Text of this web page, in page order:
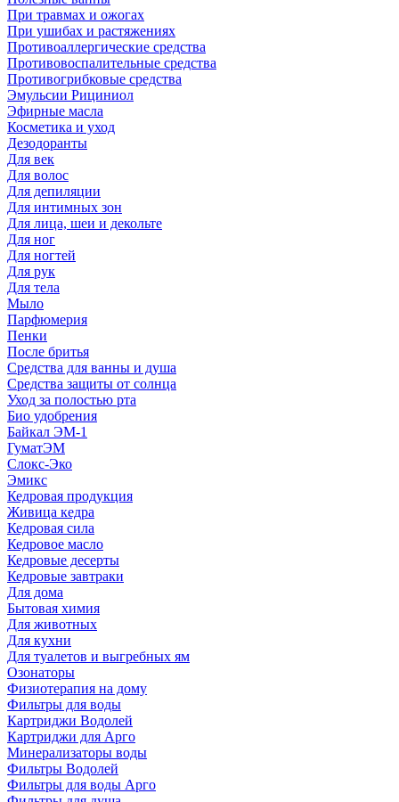
При травмах и ожогах
При ушибах и растяжениях
Противоаллергические средства
Противовоспалительные средства
Противогрибковые средства
Эмульсии Рициниол
Эфирные масла
Косметика и уход
Дезодоранты
Для век
Для волос
Для депиляции
Для интимных зон
Для лица, шеи и декольте
Для ног
Для ногтей
Для рук
Для тела
Мыло
Парфюмерия
Пенки
После бритья
Средства для ванны и душа
Средства защиты от солнца
Уход за полостью рта
Био удобрения
Байкал ЭМ-1
ГуматЭМ
Слокс-Эко
Эмикс
Кедровая продукция
Живица кедра
Кедровая сила
Кедровое масло
Кедровые десерты
Кедровые завтраки
Для дома
Бытовая химия
Для животных
Для кухни
Для туалетов и выгребных ям
Озонаторы
Физиотерапия на дому
Фильтры для воды
Картриджи Водолей
Картриджи для Арго
Минерализаторы воды
Фильтры Водолей
Фильтры для воды Арго